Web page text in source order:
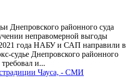
Днепровского районного суда
неправомерной выгоды
2021 года НАБУ и САП направили в
судье Днепровского районного
и...
Чауса, - СМИ